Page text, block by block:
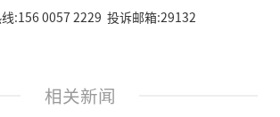
:156 0057 2229 投诉邮箱:29132
相关新闻